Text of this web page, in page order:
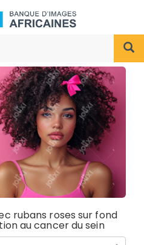
rubans roses sur fond
au cancer du sein